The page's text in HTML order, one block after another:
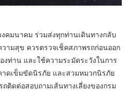
คมนาคม ร่วมส่งทุกท่านเดินทางกลับ
ามสุข ควรตรวจเช็คสภาพรถก่อนออก
งท่าน และใช้ความระมัดระวังในการ
ดเข็มขัดนิรภัย และสวมหมวกนิรภัย
ติดต่อสอบถามเส้นทางเลี่ยงของกรม